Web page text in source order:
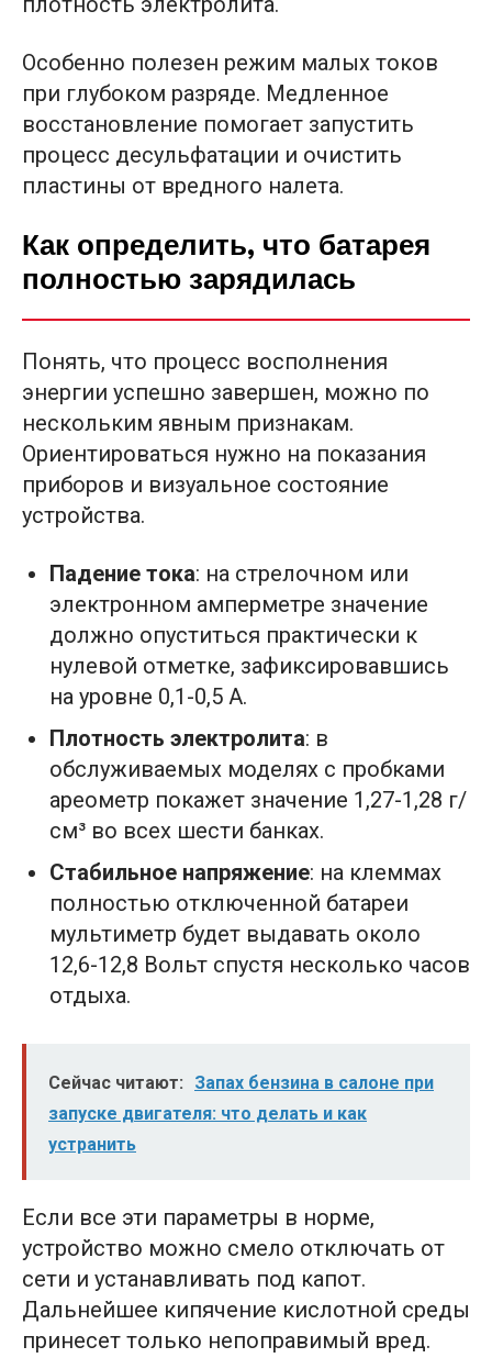
Особенно полезен режим малых токов
при глубоком разряде. Медленное
восстановление помогает запустить
процесс десульфатации и очистить
пластины от вредного налета.
Как определить, что батарея
полностью зарядилась
Понять, что процесс восполнения
энергии успешно завершен, можно по
нескольким явным признакам.
Ориентироваться нужно на показания
приборов и визуальное состояние
устройства.
Падение тока: на стрелочном или
электронном амперметре значение
должно опуститься практически к
нулевой отметке, зафиксировавшись
на уровне 0,1-0,5 А.
Плотность электролита: в
обслуживаемых моделях с пробками
ареометр покажет значение 1,27-1,28 г/
см³ во всех шести банках.
Стабильное напряжение: на клеммах
полностью отключенной батареи
мультиметр будет выдавать около
12,6-12,8 Вольт спустя несколько часов
отдыха.
Сейчас читают:
Запах бензина в салоне при
запуске двигателя: что делать и как
устранить
Если все эти параметры в норме,
устройство можно смело отключать от
сети и устанавливать под капот.
Дальнейшее кипячение кислотной среды
принесет только непоправимый вред.